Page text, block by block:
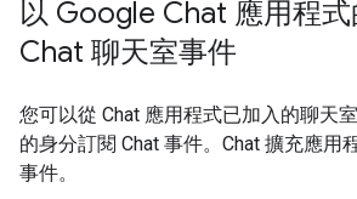
以 Google Chat 應用程
Chat 聊天室事件
您可以從 Chat 應用程式已加入的聊天
的身分訂閱 Chat 事件。Chat 擴充應用
事件。